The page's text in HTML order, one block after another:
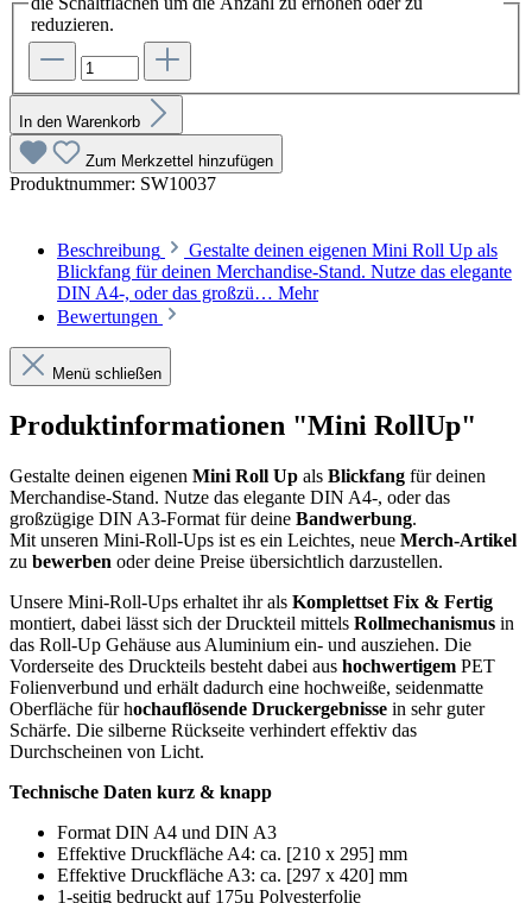
reduzieren.
In den Warenkorb
Zum Merkzettel hinzufügen
Produktnummer: SW10037
Beschreibung
Gestalte deinen eigenen Mini Roll Up als
Blickfang für deinen Merchandise-Stand. Nutze das elegante
DIN A4-, oder das großzü… Mehr
Bewertungen
Menü schließen
Produktinformationen "Mini RollUp"
Gestalte deinen eigenen Mini Roll Up als Blickfang für deinen
Merchandise-Stand. Nutze das elegante DIN A4-, oder das
großzügige DIN A3-Format für deine Bandwerbung.
Mit unseren Mini-Roll-Ups ist es ein Leichtes, neue Merch-Artikel
zu bewerben oder deine Preise übersichtlich darzustellen.
Unsere Mini-Roll-Ups erhaltet ihr als Komplettset Fix & Fertig
montiert, dabei lässt sich der Druckteil mittels Rollmechanismus in
das Roll-Up Gehäuse aus Aluminium ein- und ausziehen. Die
Vorderseite des Druckteils besteht dabei aus hochwertigem PET
Folienverbund und erhält dadurch eine hochweiße, seidenmatte
Oberfläche für hochauflösende Druckergebnisse in sehr guter
Schärfe. Die silberne Rückseite verhindert effektiv das
Durchscheinen von Licht.
Technische Daten kurz & knapp
Format DIN A4 und DIN A3
Effektive Druckfläche A4: ca. [210 x 295] mm
Effektive Druckfläche A3: ca. [297 x 420] mm
1-seitig bedruckt auf 175µ Polyesterfolie